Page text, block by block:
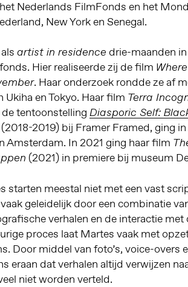
Nederlands FilmFonds en het
New York en Senegal.
artist in residence drie-maanden
Hier realiseerde zij de film
. Haar onderzoek rondde ze af
en Tokyo. Haar film Terra
tentoonstelling Diasporic Self:
(2018-2019) bij Framer Framed, ging
Amsterdam. In 2021 ging haar film
(2021) in premiere bij museum
starten meestal niet met een vast
geleidelijk door een combinatie
verhalen en de interactie met
proces laat Martes vaak met
Door middel van foto’s, voice-overs
eraan dat verhalen altijd verwijzen
niet worden verteld.